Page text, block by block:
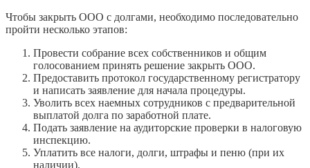
Чтобы закрыть ООО с долгами, необходимо последовательно
пройти несколько этапов:
Провести собрание всех собственников и общим
голосованием принять решение закрыть ООО.
Предоставить протокол государственному регистратору
и написать заявление для начала процедуры.
Уволить всех наемных сотрудников с предварительной
выплатой долга по заработной плате.
Подать заявление на аудиторские проверки в налоговую
инспекцию.
Уплатить все налоги, долги, штрафы и пеню (при их
наличии).